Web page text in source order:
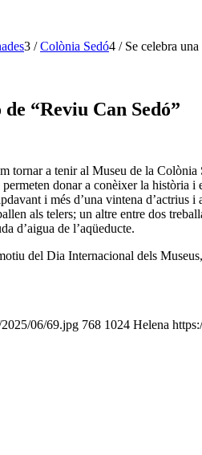
3 / Colònia Sedó4 / Se celebra
“Reviu Can Sedó”
tornar a tenir al Museu de la
donar a conèixer la història
i més d’una vintena
als telers; un altre entre dos
d’aigua de l’aqüeducte.
del Dia Internacional dels
06/69.jpg 768 1024 Helena